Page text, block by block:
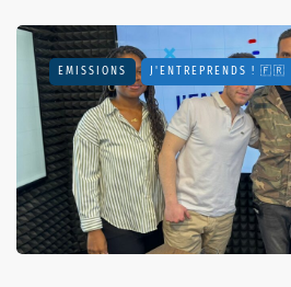
EMISSIONS J'ENTREPRENDS ! 🇫🇷